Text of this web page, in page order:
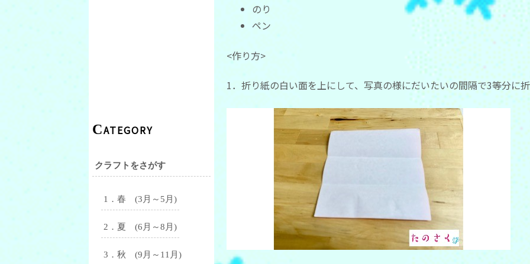
のり
ペン
<作り方>
1．折り紙の白い面を上にして、写真の様にだいたいの間隔で3等分に
CATEGORY
クラフトをさがす
1．春 (3月～5月)
2．夏 (6月～8月)
3．秋 (9月～11月)